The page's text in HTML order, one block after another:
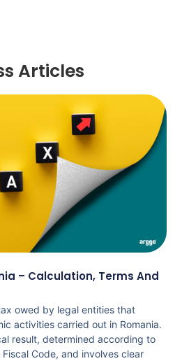
Articles
– Calculation, Terms And
owed by legal entities that
activities carried out in Romania.
result, determined according to
Code, and involves clear